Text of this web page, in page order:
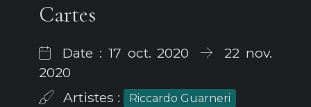
Cartes
Date : 17 oct. 2020
22 nov.
2020
Artistes :
Riccardo Guarneri